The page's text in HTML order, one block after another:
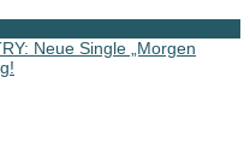
Neue Single „Morgen